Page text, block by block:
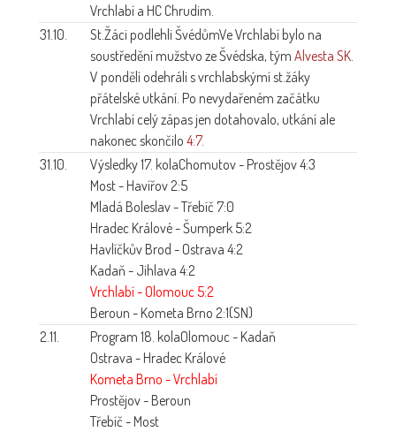
Vrchlabí a HC Chrudim.
31.10.
St.Žáci podlehli ŠvédůmVe Vrchlabí bylo na
soustředění mužstvo ze Švédska, tým Alvesta SK
V pondělí odehráli s vrchlabskýmí st.žáky
přátelské utkání. Po nevydařeném začátku
Vrchlabí celý zápas jen dotahovalo, utkání ale
nakonec skončilo 4:7.
31.10.
Výsledky 17. kolaChomutov - Prostějov 4:3
Most - Havířov 2:5
Mladá Boleslav - Třebíč 7:0
Hradec Králové - Šumperk 5:2
Havlíčkův Brod - Ostrava 4:2
Kadaň - Jihlava 4:2
Vrchlabí - Olomouc 5:2
Beroun - Kometa Brno 2:1(SN)
2.11.
Program 18. kolaOlomouc - Kadaň
Ostrava - Hradec Králové
Kometa Brno - Vrchlabí
Prostějov - Beroun
Třebíč - Most